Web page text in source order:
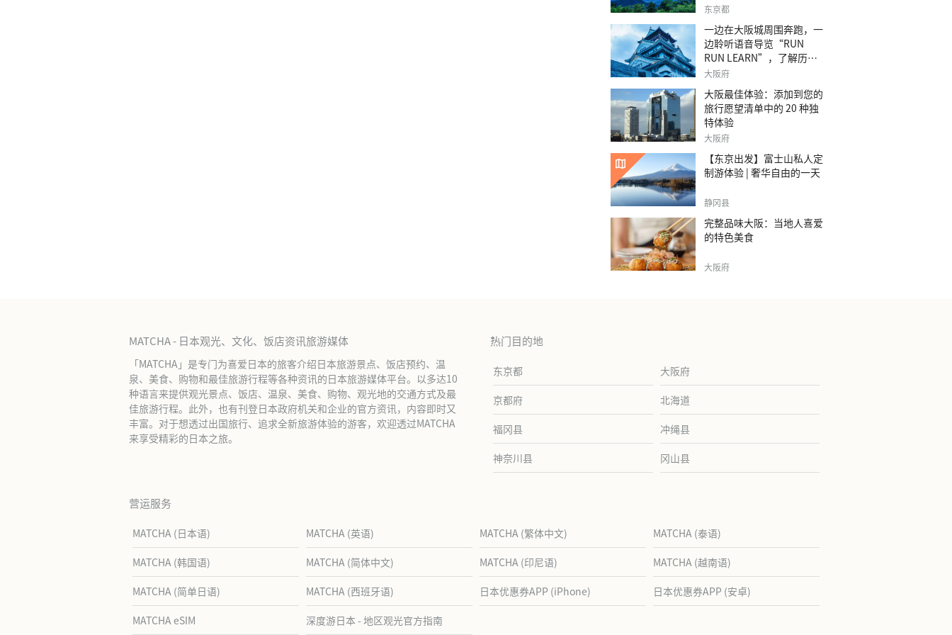
之旅。
东京都
一边在大阪城周围奔跑，一
边聆听语音导览“RUN
RUN LEARN”，了解历
史。
大阪府
大阪最佳体验：添加到您的
旅行愿望清单中的 20 种独
特体验
大阪府
【东京出发】富士山私人定
制游体验 | 奢华自由的一天
静冈县
完整品味大阪：当地人喜爱
的特色美食
大阪府
MATCHA - 日本观光、文化、饭店资讯旅游媒体
「MATCHA」是专门为喜爱日本的旅客介绍日本旅游景点、饭店预约、温
泉、美食、购物和最佳旅游行程等各种资讯的日本旅游媒体平台。以多达10
种语言来提供观光景点、饭店、温泉、美食、购物、观光地的交通方式及最
佳旅游行程。此外，也有刊登日本政府机关和企业的官方资讯，内容即时又
丰富。对于想透过出国旅行、追求全新旅游体验的游客，欢迎透过MATCHA
来享受精彩的日本之旅。
热门目的地
东京都 大阪府
京都府 北海道
福冈县 冲绳县
神奈川县 冈山县
营运服务
MATCHA (日本语) MATCHA (英语) MATCHA (繁体中文) MATCHA (泰语)
MATCHA (韩国语) MATCHA (简体中文) MATCHA (印尼语) MATCHA (越南语)
MATCHA (简单日语) MATCHA (西班牙语) 日本优惠券APP (iPhone) 日本优惠券APP (安卓)
MATCHA eSIM 深度游日本 - 地区观光官方指南